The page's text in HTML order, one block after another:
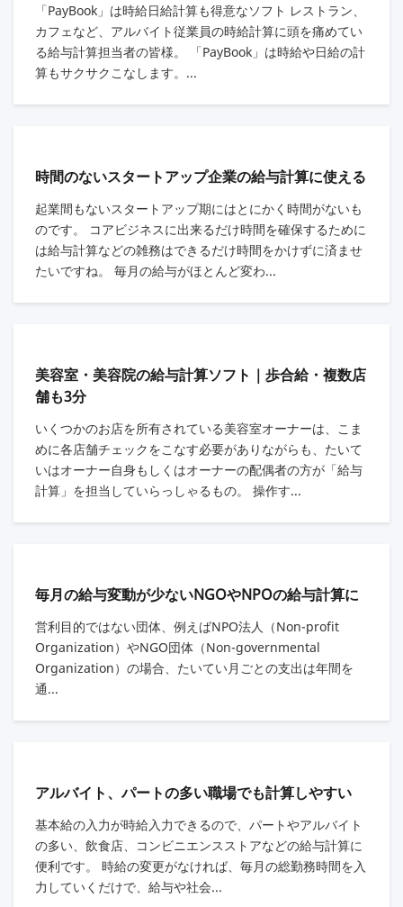
「PayBook」は時給日給計算も得意なソフト レストラン、
カフェなど、アルバイト従業員の時給計算に頭を痛めてい
る給与計算担当者の皆様。 「PayBook」は時給や日給の計
算もサクサクこなします。...
時間のないスタートアップ企業の給与計算に使える
起業間もないスタートアップ期にはとにかく時間がないも
のです。 コアビジネスに出来るだけ時間を確保するために
は給与計算などの雑務はできるだけ時間をかけずに済ませ
たいですね。 毎月の給与がほとんど変わ...
美容室・美容院の給与計算ソフト｜歩合給・複数店
舗も3分
いくつかのお店を所有されている美容室オーナーは、こま
めに各店舗チェックをこなす必要がありながらも、たいて
いはオーナー自身もしくはオーナーの配偶者の方が「給与
計算」を担当していらっしゃるもの。 操作す...
毎月の給与変動が少ないNGOやNPOの給与計算に
営利目的ではない団体、例えばNPO法人（Non-profit
Organization）やNGO団体（Non-governmental
Organization）の場合、たいてい月ごとの支出は年間を
通...
アルバイト、パートの多い職場でも計算しやすい
基本給の入力が時給入力できるので、パートやアルバイト
の多い、飲食店、コンビニエンスストアなどの給与計算に
便利です。 時給の変更がなければ、毎月の総勤務時間を入
力していくだけで、給与や社会...